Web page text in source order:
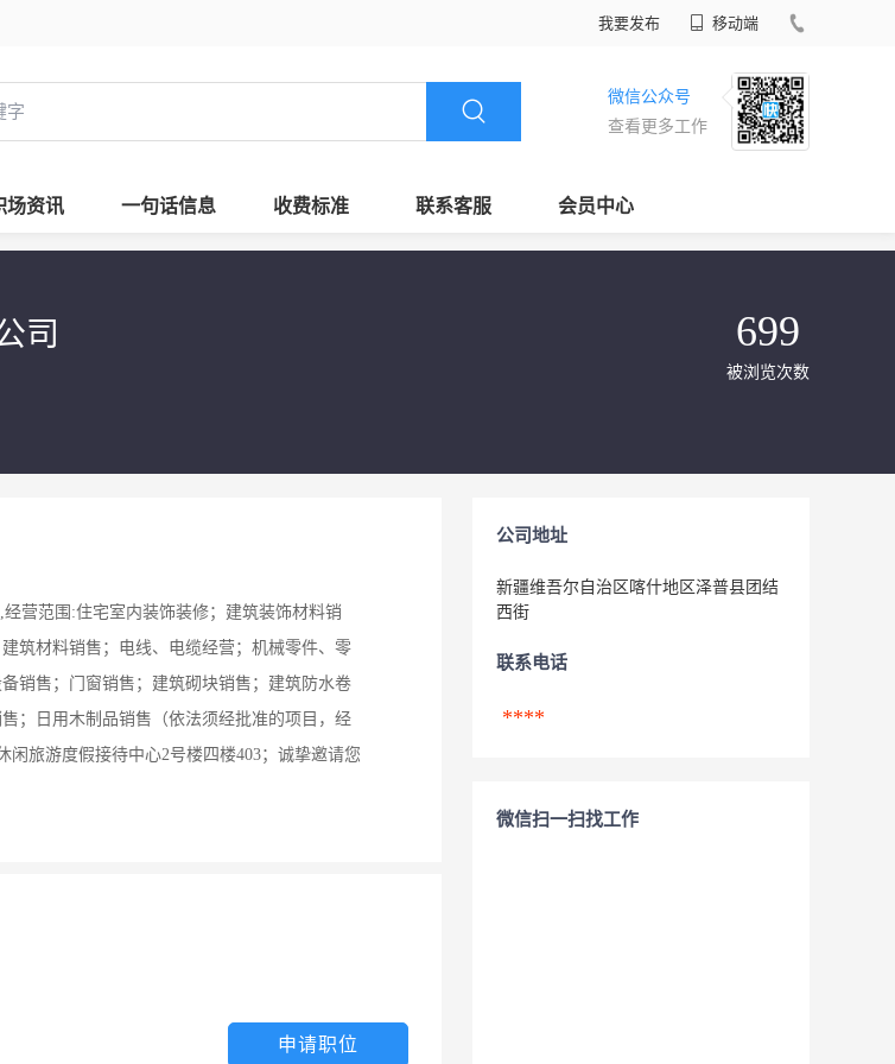
我要发布 移动端
微信公众号
查看更多工作
场资讯 一句话信息 收费标准 联系客服 会员中心
司 699
被浏览次数
营范围:住宅室内装饰装修；建筑装饰材料销
筑材料销售；电线、电缆经营；机械零件、零
销售；门窗销售；建筑砌块销售；建筑防水卷
；日用木制品销售（依法须经批准的项目，经
旅游度假接待中心2号楼四楼403；诚挚邀请您
申请职位
公司地址
新疆维吾尔自治区喀什地区泽普县团结
西街
联系电话
****
微信扫一扫找工作